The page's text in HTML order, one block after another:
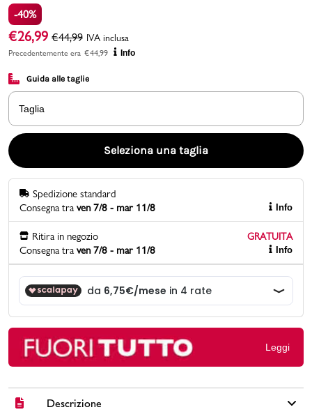
Marchi
Promo & News
contatti
Gift card
-40%
€26,99 €44,99 IVA inclusa
Precedentemente era €44,99 Info
Guida alle taglie
Taglia
Seleziona una taglia
Spedizione standard
Consegna tra ven 7/8 - mar 11/8 Info
Ritira in negozio
GRATUITA
Consegna tra ven 7/8 - mar 11/8 Info
Leggi
Descrizione